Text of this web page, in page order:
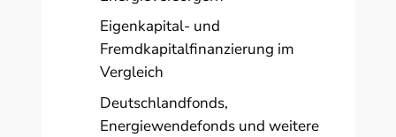
Eigenkapital- und
Fremdkapitalfinanzierung im
Vergleich
Deutschlandfonds,
Energiewendefonds und weitere